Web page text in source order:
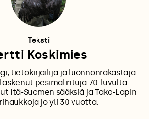
Teksti
Koskimies
tietokirjailija ja luonnonrakastaja.
laskenut pesimälintuja 70-luvulta
Itä-Suomen sääksiä ja Taka-Lapin
jo yli 30 vuotta.